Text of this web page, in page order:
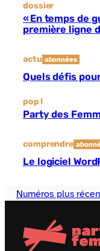
dossier
« En temps de
première ligne
actu abonnées
Quels défis
pop !
Party des
comprendre
Le logiciel
Numéros plus